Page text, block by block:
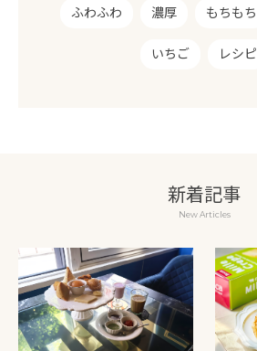
ふわふわ 濃厚 もちもち
いちご レシピ
新着記事
New Articles